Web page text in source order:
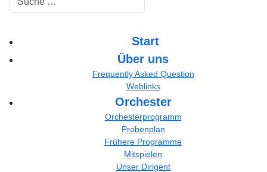
Start
Über uns
Frequently Asked Question
Weblinks
Orchester
Orchesterprogramm
Probenplan
Frühere Programme
Mitspielen
Unser Dirigent